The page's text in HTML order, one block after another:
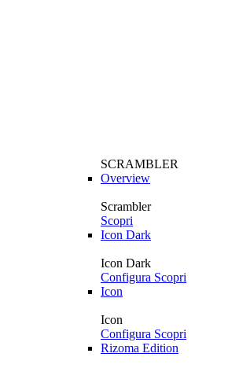
SCRAMBLER
Overview
Scrambler
Scopri
Icon Dark
Icon Dark
Configura Scopri
Icon
Icon
Configura Scopri
Rizoma Edition